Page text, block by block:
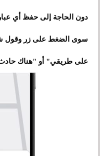
دون الحاجة إلى حفظ أي
سوى الضغط على زر وقول
على طريقي" أو "هناك